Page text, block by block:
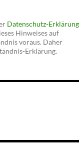
Datenschutz-Erklärung
Hinweises auf
voraus. Daher
Erklärung.